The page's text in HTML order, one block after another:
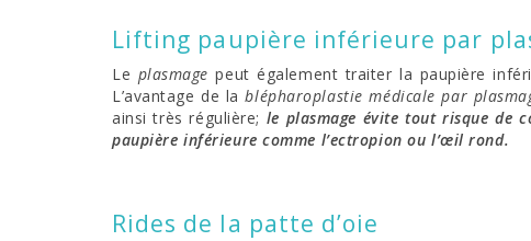
Lifting paupière inférieure par
Le plasmage peut également traiter la paupière
L’avantage de la blépharoplastie médicale par
ainsi très régulière; le plasmage évite tout risque de
paupière inférieure comme l’ectropion ou l’œil rond.
Rides de la patte d’oie